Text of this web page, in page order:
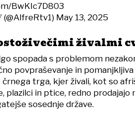
BwKIc7D803
May 13, 2025
živalmi
spopada s problemom
povpraševanje in
trga, kjer živali, kot so
plazilci in ptice, redno prodajajo
sosednje države.